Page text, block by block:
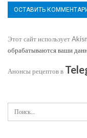
Этот сайт использует
обрабатываются ваши
Анонсы рецептов в